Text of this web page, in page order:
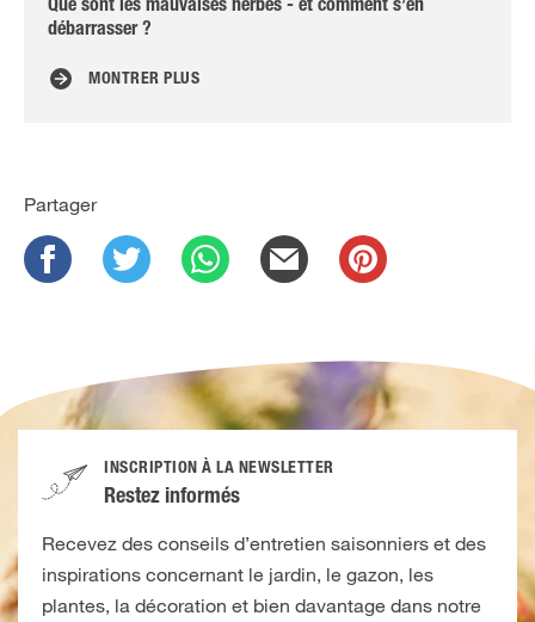
Que sont les mauvaises herbes - et comment s’en
débarrasser ?
MONTRER PLUS
Partager
INSCRIPTION À LA NEWSLETTER
Restez informés
Recevez des conseils d’entretien saisonniers et des
inspirations concernant le jardin, le gazon, les
plantes, la décoration et bien davantage dans notre